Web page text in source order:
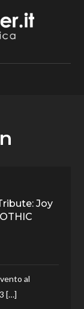
Joy
al
[…]